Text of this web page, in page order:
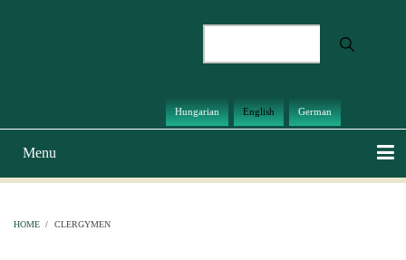
Hungarian English German
Main
navigation
Menu
HOME / CLERGYMEN